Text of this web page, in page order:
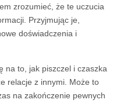
zrozumieć, że te uczucia
Przyjmując je,
doświadczenia i
na to, jak piszczel i czaszka
relacje z innymi. Może to
na zakończenie pewnych